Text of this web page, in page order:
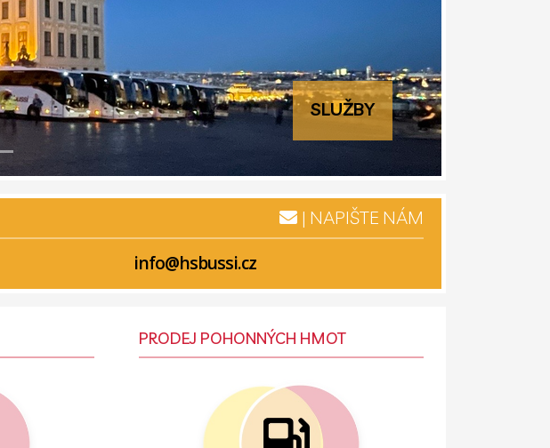
SLUŽBY
| NAPIŠTE NÁM
info@hsbussi.cz
PRODEJ POHONNÝCH HMOT